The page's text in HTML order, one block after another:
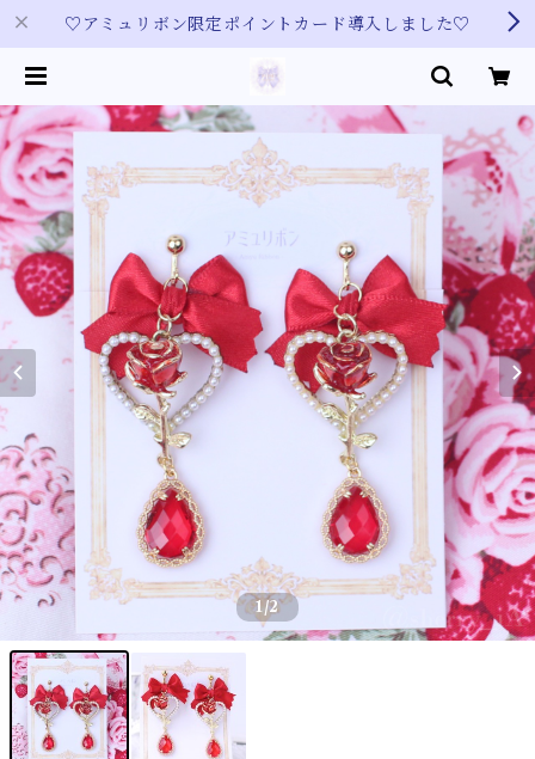
♡アミュリボン限定ポイントカード導入しました♡
1/2